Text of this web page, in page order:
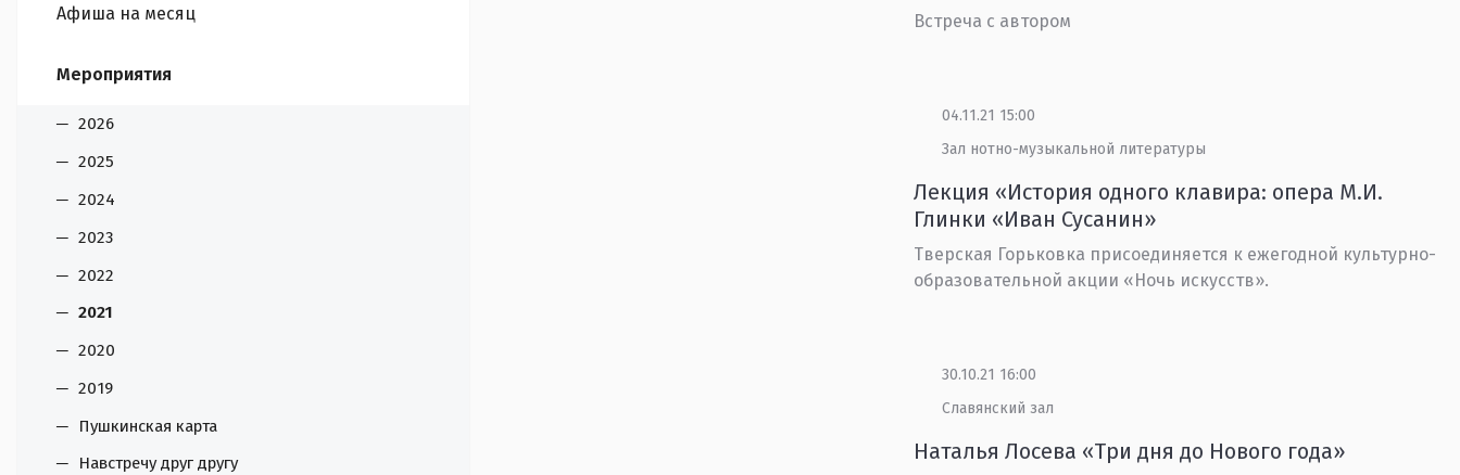
Афиша на месяц
Мероприятия
2026
2025
2024
2023
2022
2021
2020
2019
Пушкинская карта
Навстречу друг другу
Встреча с автором
04.11.21 15:00
Зал нотно-музыкальной литературы
Лекция «История одного клавира: опера М.И.
Глинки «Иван Сусанин»
Тверская Горьковка присоединяется к ежегодной культурно-
образовательной акции «Ночь искусств».
30.10.21 16:00
Славянский зал
Наталья Лосева «Три дня до Нового года»